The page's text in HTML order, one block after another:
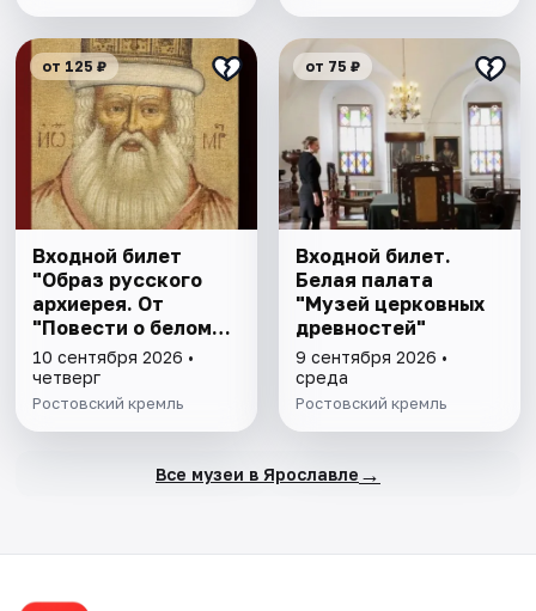
от 125 ₽
Входной билет
"Образ русского
архиерея. От
"Повести о белом
клобуке" до
восстановления
патриаршества"
10 сентября 2026 •
четверг
Ростовский кремль
от 75 ₽
Входной билет.
Белая палата
"Музей церковных
древностей"
9 сентября 2026 •
среда
Ростовский кремль
Все музеи в Ярославле →